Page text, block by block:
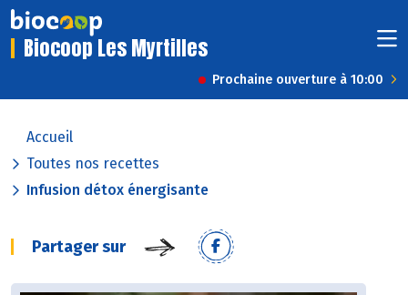
Biocoop Les Myrtilles
Prochaine ouverture à 10:00
Accueil
Toutes nos recettes
Infusion détox énergisante
Partager sur